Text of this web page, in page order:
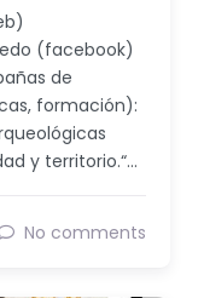
(facebook)
de
formación):
y territorio.“…
No comments